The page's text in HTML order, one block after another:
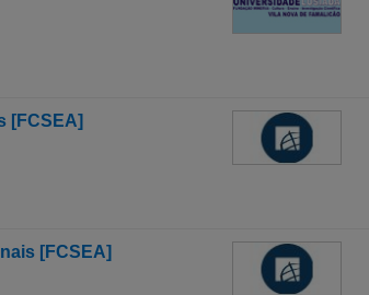
[FCSEA]
[FCSEA]